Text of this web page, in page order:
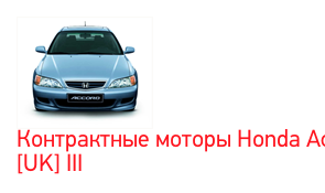
Контрактные моторы Honda
[UK] III